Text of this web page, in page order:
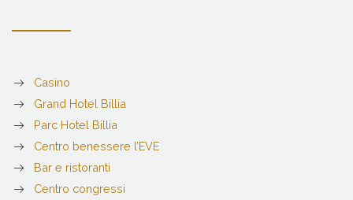
Casino
Grand Hotel Billia
Parc Hotel Billia
Centro benessere l’EVE
Bar e ristoranti
Centro congressi